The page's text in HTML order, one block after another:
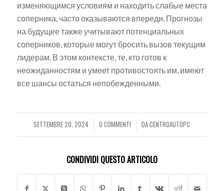
изменяющимся условиям и находить слабые места
соперника, часто оказываются впереди. Прогнозы
на будущее также учитывают потенциальных
соперников, которые могут бросить вызов текущим
лидерам. В этом контексте, те, кто готов к
неожиданностям и умеет противостоять им, имеют
все шансы остаться непобежденными.
SETTEMBRE 20, 2024
/ 0 COMMENTI
/ DACENTROAUTOPC
CONDIVIDI QUESTO ARTICOLO